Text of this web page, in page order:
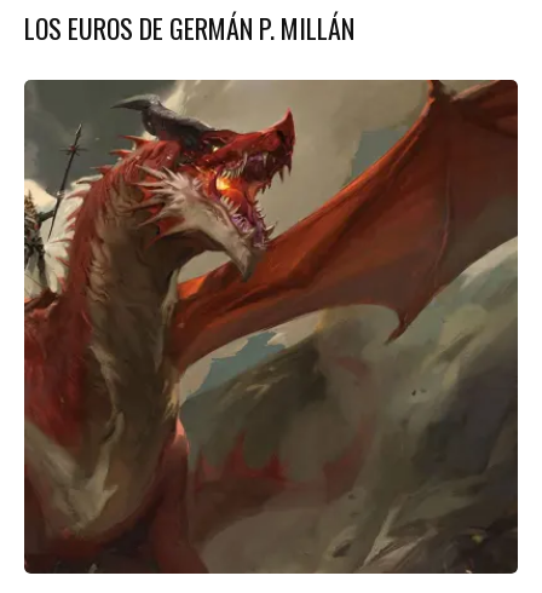
LOS EUROS DE GERMÁN P. MILLÁN